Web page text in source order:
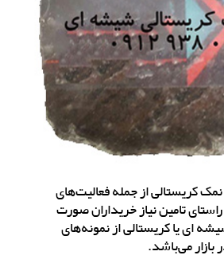
کریستالی از جمله فعالیت‌های
تامین نیاز خریداران صورت
ای یا کریستالی از نمونه‌های
می‌باشد.